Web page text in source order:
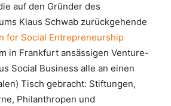
auf den Gründer des
Klaus Schwab zurückgehende
for Social Entrepreneurship
in Frankfurt ansässigen Venture-
Social Business alle an einen
Tisch gebracht: Stiftungen,
Philanthropen und